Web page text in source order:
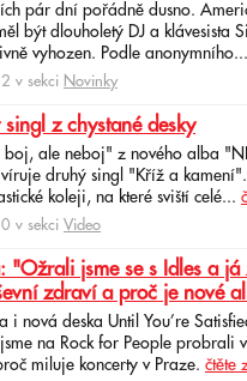
pár dní pořádně dusno.
být dlouholetý DJ a klávesista
vyhozen. Podle anonymního...
v sekci Novinky
z chystané desky
boj, ale neboj" z nového alba
druhý singl "Kříž a
koleji, na které sviští celé...
v sekci Video
"Ožrali jsme se s Idles a
zdraví a proč je nové
nová deska Until You’re
na Rock for People probrali
miluje koncerty v Praze. čtěte